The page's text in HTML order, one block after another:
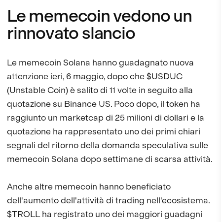
Le memecoin vedono un
rinnovato slancio
Le memecoin Solana hanno guadagnato nuova
attenzione ieri, 6 maggio, dopo che $USDUC
(Unstable Coin) è salito di 11 volte in seguito alla
quotazione su Binance US. Poco dopo, il token ha
raggiunto un marketcap di 25 milioni di dollari e la
quotazione ha rappresentato uno dei primi chiari
segnali del ritorno della domanda speculativa sulle
memecoin Solana dopo settimane di scarsa attività.
Anche altre memecoin hanno beneficiato
dell'aumento dell'attività di trading nell'ecosistema.
$TROLL ha registrato uno dei maggiori guadagni